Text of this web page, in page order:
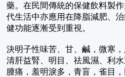
藥。在民間傳統的保健飲料製
代生活中亦應用在降脂減肥、
健功能逐漸受到重視。
決明子性味苦、甘、鹹，微寒
清肝益腎、明目、祛風濕、利
腫痛，羞明淚多，青盲，雀目